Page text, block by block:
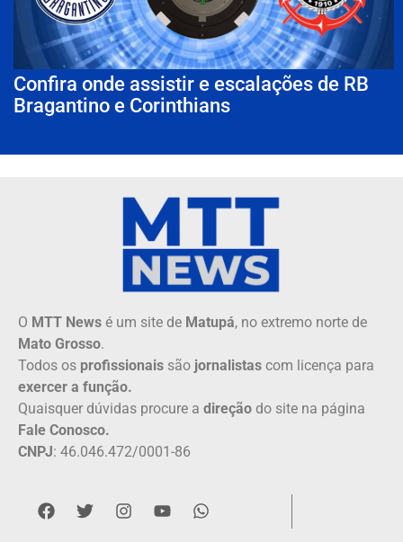
Confira onde assistir e escalações de RB
Bragantino e Corinthians
O MTT News é um site de Matupá, no extremo norte de
Mato Grosso.
Todos os profissionais são jornalistas com licença para
exercer a função.
Quaisquer dúvidas procure a direção do site na página
Fale Conosco.
CNPJ: 46.046.472/0001-86